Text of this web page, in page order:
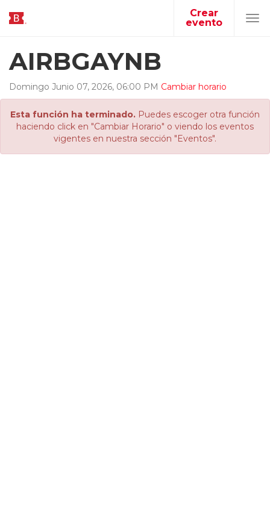
Crear
evento
AIRBGAYNB
Domingo Junio 07, 2026, 06:00 PM Cambiar horario
Esta función ha terminado. Puedes escoger otra función
haciendo click en "Cambiar Horario" o viendo los eventos
vigentes en nuestra sección "Eventos".